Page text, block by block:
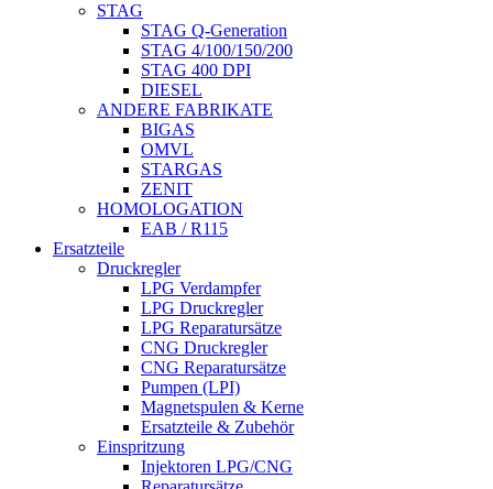
STAG
STAG Q-Generation
STAG 4/100/150/200
STAG 400 DPI
DIESEL
ANDERE FABRIKATE
BIGAS
OMVL
STARGAS
ZENIT
HOMOLOGATION
EAB / R115
Ersatzteile
Druckregler
LPG Verdampfer
LPG Druckregler
LPG Reparatursätze
CNG Druckregler
CNG Reparatursätze
Pumpen (LPI)
Magnetspulen & Kerne
Ersatzteile & Zubehör
Einspritzung
Injektoren LPG/CNG